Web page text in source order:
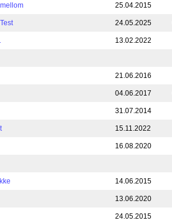
25.04.2015
24.05.2025
13.02.2022
21.06.2016
04.06.2017
31.07.2014
15.11.2022
16.08.2020
14.06.2015
13.06.2020
24.05.2015